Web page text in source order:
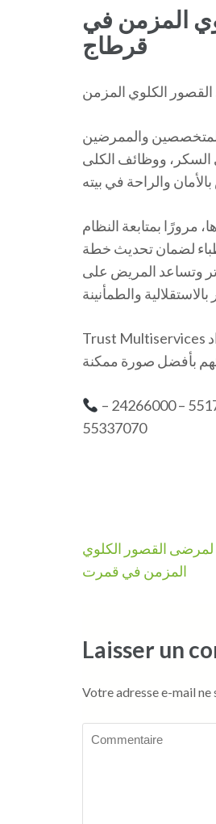
المزمن في
قرطاج
والممرضين
السكر، ووظائف الكلى
مرورًا بمتابعة النظام
لضمان تحديث خطة
وتساعد المريض على
Trust Multiservices تلتزم بأن تكون رعاية مرضاكم في أيدٍ أمينة وموثوقة، مع تقديم الدعم اللازم لأفراد
55337070
Navigation
de
لمرضى القصور الكلوي
المزمن في قمرت
Laisser un
Votre adresse e-mail ne
Commentaire